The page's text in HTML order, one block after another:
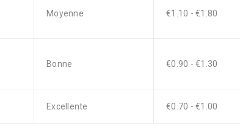
Moyenne €1.10 - €1.80
Bonne €0.90 - €1.30
Excellente €0.70 - €1.00